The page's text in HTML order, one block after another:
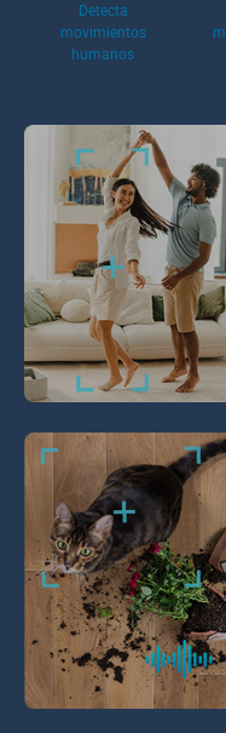
Detecta
movimientos
humanos